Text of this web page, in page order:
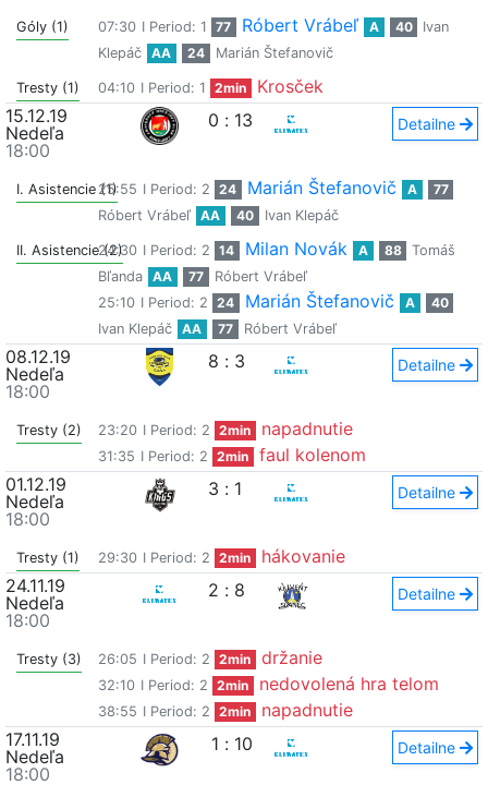
Góly (1) 07:30 I Period: 1 77 Róbert Vrábeľ A 40
Ivan
Klepáč
AA 24 Marián Štefanovič
Tresty (1) 04:10 I Period: 1 2min
Krosček
15.12.19
Nedeľa
18:00
0 : 13 Detailne
I. Asistencie (1)25:55 I Period: 2 24 Marián Štefanovič A
77
Róbert Vrábeľ
AA 40 Ivan Klepáč
II. Asistencie (2)
24:30 I Period: 2 14 Milan Novák A 88
Tomáš
Bľanda
AA 77
Róbert Vrábeľ
25:10 I Period: 2 24 Marián Štefanovič A
40
Ivan Klepáč
AA 77 Róbert Vrábeľ
08.12.19
Nedeľa
18:00
8 : 3 Detailne
Tresty (2) 23:20 I Period: 2 2min napadnutie
31:35 I Period: 2 2min
faul kolenom
01.12.19
Nedeľa
18:00
3 : 1 Detailne
Tresty (1) 29:30 I Period: 2 2min
hákovanie
24.11.19
Nedeľa
18:00
2 : 8 Detailne
Tresty (3) 26:05 I Period: 2 2min držanie
32:10 I Period: 2 2min nedovolená hra telom
38:55 I Period: 2 2min
napadnutie
17.11.19
Nedeľa
18:00
1 : 10 Detailne